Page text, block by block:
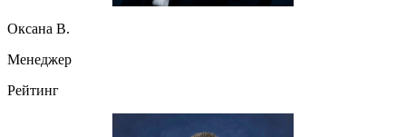
Оксана В.
Менеджер
Рейтинг